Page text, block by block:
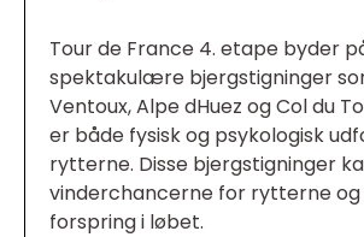
Tour de France 4. etape byder
spektakulære bjergstigninger
Ventoux, Alpe dHuez og Col du
er både fysisk og psykologisk
rytterne. Disse bjergstigninger
vinderchancerne for rytterne og
forspring i løbet.